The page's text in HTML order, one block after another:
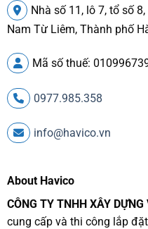
Nhà số 11, lô 7, tổ số
Nam Từ Liêm, Thành phố
Mã số thuế:
0977.985.358
info@havico.vn
About Havico
CÔNG TY TNHH XÂY
cung cấp và thi công lắp